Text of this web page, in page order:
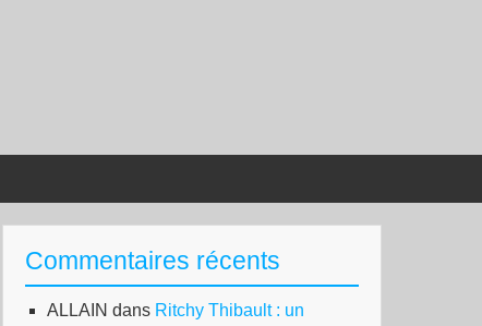
Commentaires récents
ALLAIN dans Ritchy Thibault : un